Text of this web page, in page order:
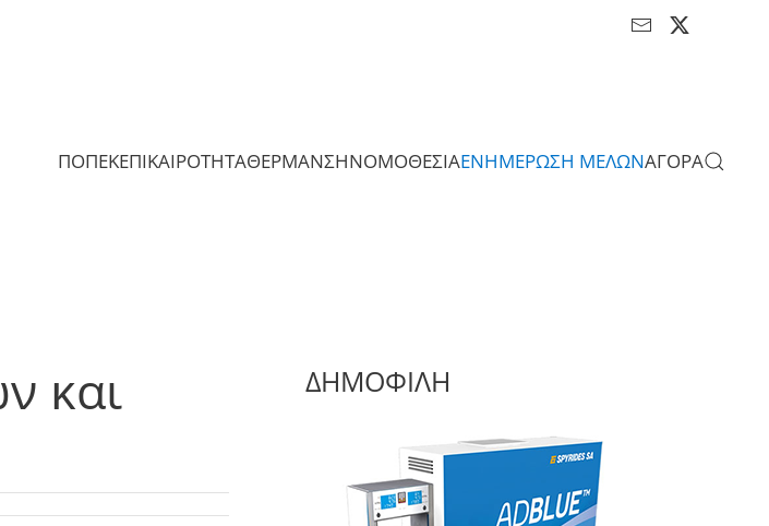
ΠΟΠΕΚΕΠΙΚΑΙΡΟΤΗΤΑΘΕΡΜΑΝΣΗΝΟΜΟΘΕΣΙΑΕΝΗΜΕΡΩΣΗ ΜΕΛΩΝΑΓΟΡΑ
και
ΔΗΜΟΦΙΛΗ